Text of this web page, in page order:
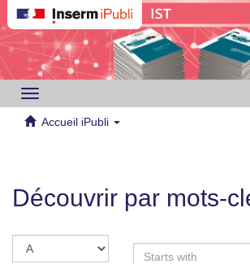
Toggle
navigation
Accueil iPubli
Découvrir par mots-